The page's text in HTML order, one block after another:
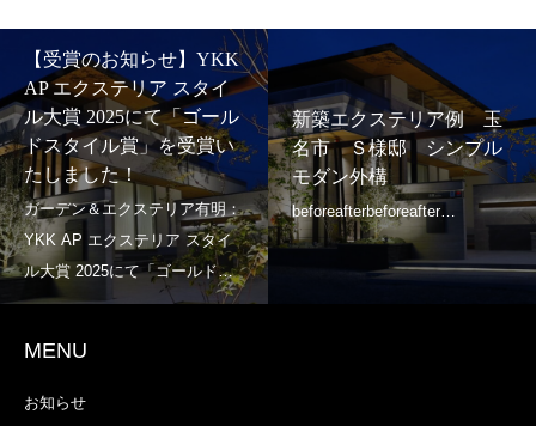
【受賞のお知らせ】YKK
AP エクステリア スタイ
ル大賞 2025にて「ゴール
ドスタイル賞」を受賞い
たしました！
新築エクステリア例 玉
名市 Ｓ様邸 シンプル
モダン外構
MENU
お知らせ